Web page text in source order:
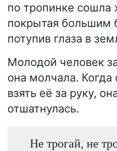
по тропинке
покрытая большим
потупив глаза в
Молодой человек
она молчала. Когда
взять её за руку,
отшатнулась.
Не трогай, не